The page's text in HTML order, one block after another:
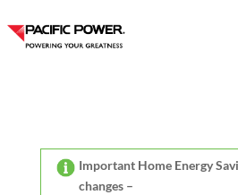
to
Content
to
navigation
Important Home Energy
changes –